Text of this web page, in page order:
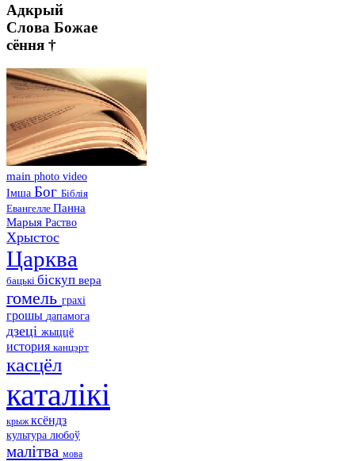
Адкрый
Слова Божае
сёння †
main photo video
Імша Бог Біблія
Евангелле Панна
Марыя Раство
Хрыстос
Царква
бацькі біскуп вера
гомель грахі
грошы дапамога
дзеці жыццё
история канцэрт
касцёл
каталікі
крыжксёндз
культура любоў
малітва мова